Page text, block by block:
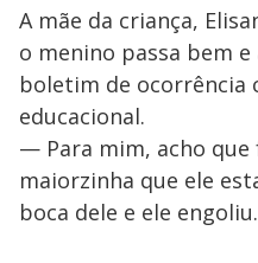
A mãe da criança,
o menino passa bem
boletim de ocorrência
educacional.
— Para mim, acho que
maiorzinha que ele
boca dele e ele engoliu.